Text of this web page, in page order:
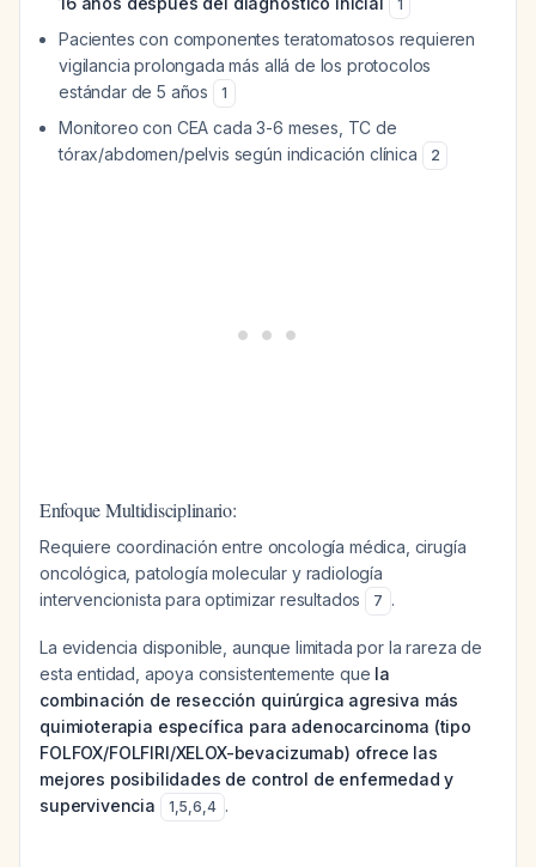
1
Pacientes con componentes teratomatosos requieren
vigilancia prolongada más allá de los protocolos
estándar de 5 años
1
Monitoreo con CEA cada 3-6 meses, TC de
tórax/abdomen/pelvis según indicación clínica
2
Enfoque Multidisciplinario:
Requiere coordinación entre oncología médica, cirugía
oncológica, patología molecular y radiología
intervencionista para optimizar resultados
7 .
La evidencia disponible, aunque limitada por la rareza de
esta entidad, apoya consistentemente que la
combinación de resección quirúrgica agresiva más
quimioterapia específica para adenocarcinoma (tipo
FOLFOX/FOLFIRI/XELOX-bevacizumab) ofrece las
mejores posibilidades de control de enfermedad y
supervivencia
1,5,6,4 .